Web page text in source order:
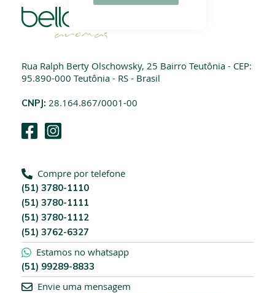
v
a
e
n
a
n
o
s
s
e
w
s
l
e
t
t
e
r
:
Rua Ralph Berty Olschowsky, 25 Bairro Teutônia - CEP:
95.890-000 Teutônia - RS - Brasil
CNPJ: 28.164.867/0001-00
Compre por telefone
(51) 3780-1110
(51) 3780-1111
(51) 3780-1112
(51) 3762-6327
Estamos no whatsapp
(51) 99289-8833
Envie uma mensagem